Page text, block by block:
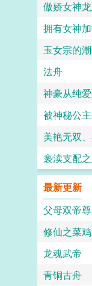
玉女宗的
法舟
神豪从纯
亵渎支配
最新更新
父母双帝
修仙之菜
龙魂武帝
青铜古舟